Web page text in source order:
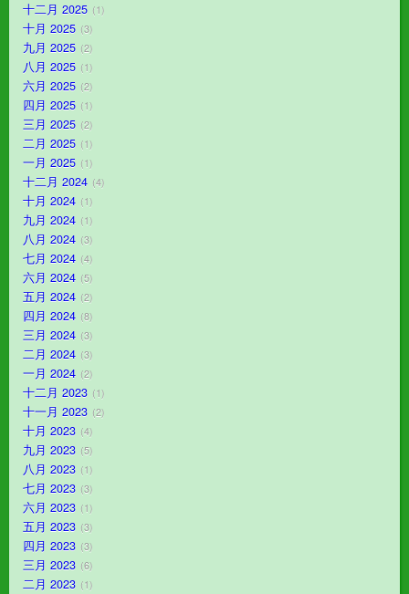
十二月 2025 1
十月 2025 3
九月 2025 2
八月 2025 1
六月 2025 2
四月 2025 1
三月 2025 2
二月 2025 1
一月 2025 1
十二月 2024 4
十月 2024 1
九月 2024 1
八月 2024 3
七月 2024 4
六月 2024 5
五月 2024 2
四月 2024 8
三月 2024 3
二月 2024 3
一月 2024 2
十二月 2023 1
十一月 2023 2
十月 2023 4
九月 2023 5
八月 2023 1
七月 2023 3
六月 2023 1
五月 2023 3
四月 2023 3
三月 2023 6
二月 2023 1